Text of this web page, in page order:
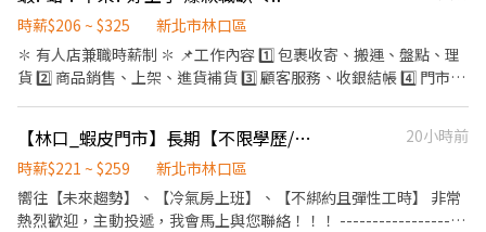
不💙如💜馬🤎上🖤行🤍動💖
時薪$206 ~ $325
新北市林口區
✽ 有人店兼職時薪制 ✽ 📌工作內容 1️⃣ 包裹收寄、搬運、盤點、理
貨 2️⃣ 商品銷售、上架、進貨補貨 3️⃣ 顧客服務、收銀結帳 4️⃣ 門市環
11:00-17:30 （主要以6小時班別為主） 🔸晚班 16:15／18:45－
22:45 📍需配合週一至週日排班 📍一週至少可配合4天 📍兩週排班一
次 📍無法只固定單一時段 💰薪資待遇 時薪 $196～236 （含區域津
貼／班別津貼／夜班津貼）
【林口_蝦皮門市】長期【不限學歷/兼職】快速錄取TO
20小時前
時薪$221 ~ $259
新北市林口區
嚮往【未來趨勢】、【冷氣房上班】、【不綁約且彈性工時】 非常
熱烈歡迎，主動投遞，我會馬上與您聯絡！！！ -------------------